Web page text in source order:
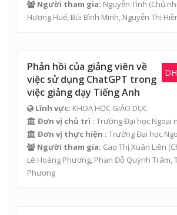
Người tham gia: Nguyễn Tình (Chủ
Hương Huế, Bùi Bình Minh, Nguyễn Thị
Phản hồi của giảng viên về
việc sử dụng ChatGPT trong
việc giảng dạy Tiếng Anh
Lĩnh vực: KHOA HỌC GIÁO DỤC
Đơn vị chủ trì : Trường Đại học Ngoại
Đơn vị thực hiện : Trường Đại học
Người tham gia: Cao Thị Xuân Liên
Lê Hoàng Phương, Phan Đỗ Quỳnh Trâm,
Phương